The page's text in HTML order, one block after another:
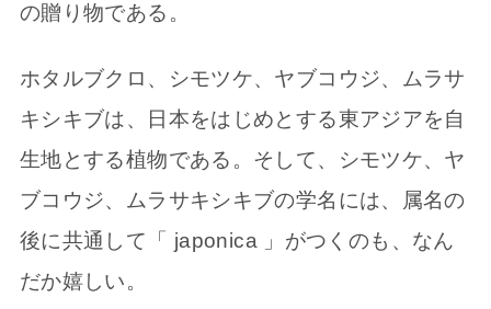
の贈り物である。
ホタルブクロ、シモツケ、ヤブコウジ、ムラサ
キシキブは、日本をはじめとする東アジアを自
生地とする植物である。そして、シモツケ、ヤ
ブコウジ、ムラサキシキブの学名には、属名の
後に共通して「 japonica 」がつくのも、なん
だか嬉しい。